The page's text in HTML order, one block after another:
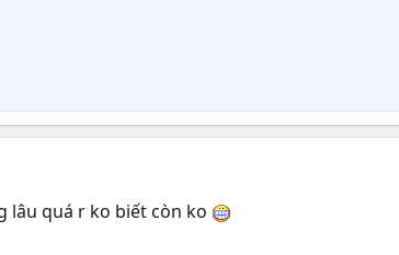
lâu quá r ko biết còn ko